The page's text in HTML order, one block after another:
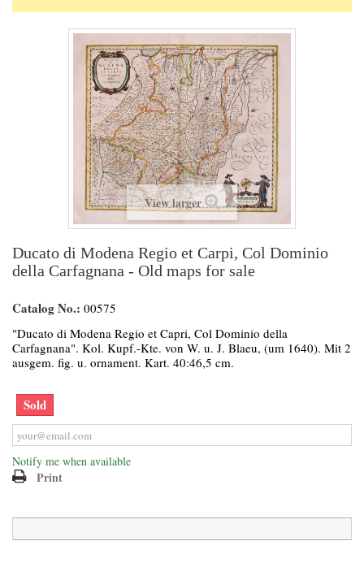
View larger
Ducato di Modena Regio et Carpi, Col Dominio
della Carfagnana - Old maps for sale
Catalog No.: 00575
"Ducato di Modena Regio et Capri, Col Dominio della
Carfagnana". Kol. Kupf.-Kte. von W. u. J. Blaeu, (um 1640). Mit 2
ausgem. fig. u. ornament. Kart. 40:46,5 cm.
Sold
Notify me when available
Print